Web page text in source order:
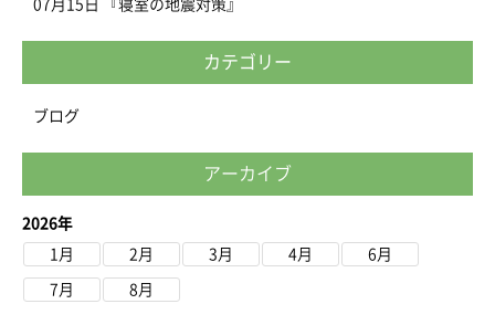
07月15日 『寝室の地震対策』
カテゴリー
ブログ
アーカイブ
2026年
1月
2月 3月 4月 6月
7月 8月